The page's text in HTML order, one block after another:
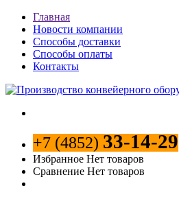
Главная
Новости компании
Способы доставки
Способы оплаты
Контакты
+7 (4852) 33-14-29
Избранное Нет товаров
Сравнение Нет товаров